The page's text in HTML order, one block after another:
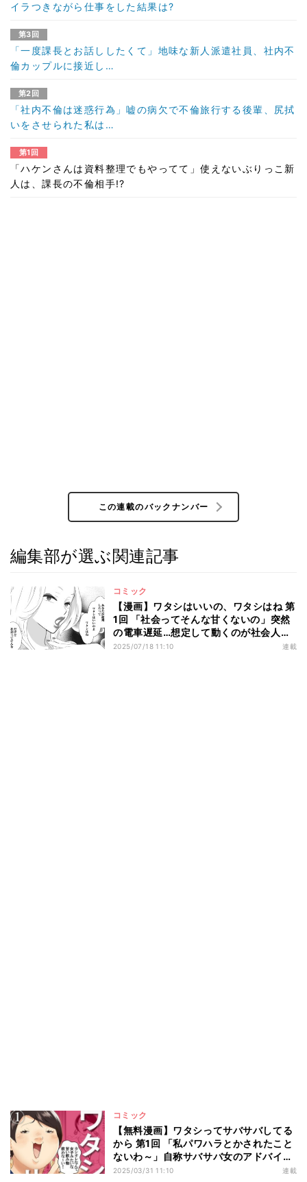
イラつきながら仕事をした結果は?
第3回
「一度課長とお話ししたくて」地味な新人派遣社員、社内不
倫カップルに接近し…
第2回
「社内不倫は迷惑行為」嘘の病欠で不倫旅行する後輩、尻拭
いをさせられた私は…
第1回
「ハケンさんは資料整理でもやってて」使えないぶりっこ新
人は、課長の不倫相手!?
この連載のバックナンバー
編集部が選ぶ関連記事
コミック
【漫画】ワタシはいいの、ワタシはね 第
1回 「社会ってそんな甘くないの」突然
の電車遅延…想定して動くのが社会人の
常識!?
2025/07/18 11:10 連載
コミック
【無料漫画】ワタシってサバサバしてる
から 第1回 「私パワハラとかされたこと
ないわ～」自称サバサバ女のアドバイス
がクソすぎる!
2025/03/31 11:10 連載